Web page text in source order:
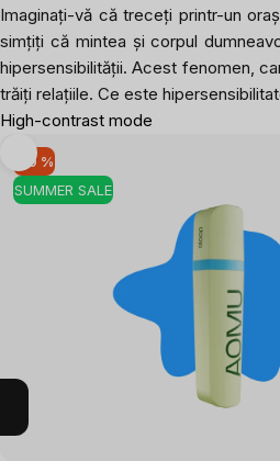
Imaginați-vă că treceți printr-un
simțiți că mintea și corpul
hipersensibilității. Acest fenomen,
trăiți relațiile. Ce este
High-contrast mode
SUMMER SALE
-10 %